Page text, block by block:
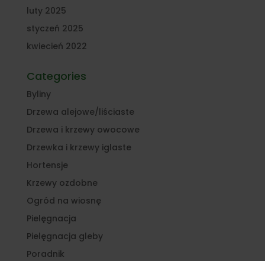
luty 2025
styczeń 2025
kwiecień 2022
Categories
Byliny
Drzewa alejowe/liściaste
Drzewa i krzewy owocowe
Drzewka i krzewy iglaste
Hortensje
Krzewy ozdobne
Ogród na wiosnę
Pielęgnacja
Pielęgnacja gleby
Poradnik